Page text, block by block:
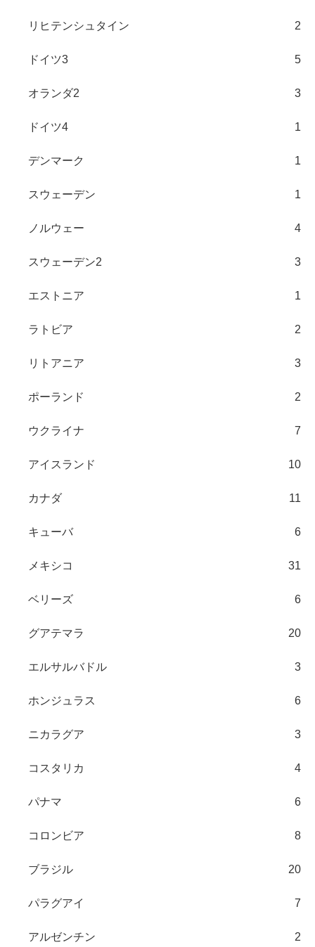
リヒテンシュタイン 2
ドイツ3 5
オランダ2 3
ドイツ4 1
デンマーク 1
スウェーデン 1
ノルウェー 4
スウェーデン2 3
エストニア 1
ラトビア 2
リトアニア 3
ポーランド 2
ウクライナ 7
アイスランド 10
カナダ 11
キューバ 6
メキシコ 31
ベリーズ 6
グアテマラ 20
エルサルバドル 3
ホンジュラス 6
ニカラグア 3
コスタリカ 4
パナマ 6
コロンビア 8
ブラジル 20
パラグアイ 7
アルゼンチン 2